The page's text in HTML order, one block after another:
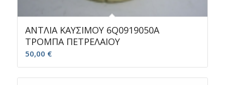
ΑΝΤΛΙΑ ΚΑΥΣΙΜΟΥ 6Q0919050A
ΤΡΟΜΠΑ ΠΕΤΡΕΛΑΙΟΥ
50,00 €